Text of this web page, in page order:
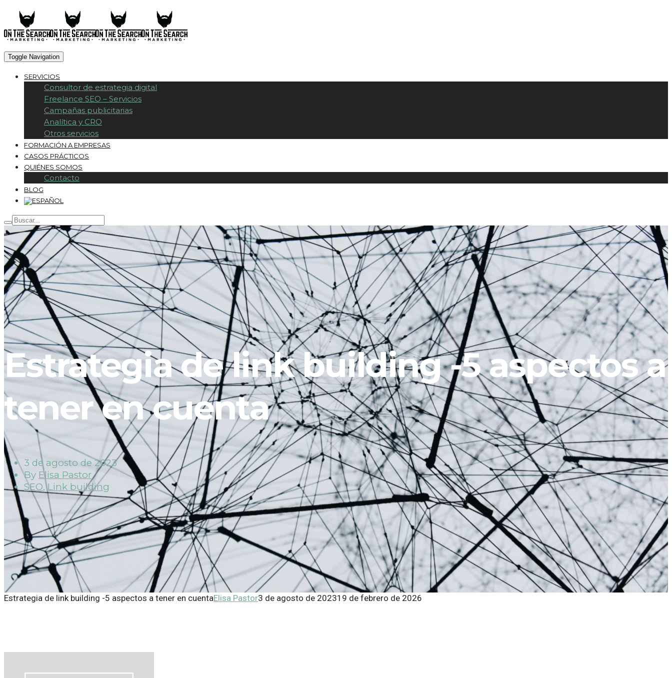
Toggle Navigation
SERVICIOS
Consultor de estrategia digital
Freelance SEO – Servicios
Campañas publicitarias
Analítica y CRO
Otros servicios
FORMACIÓN A EMPRESAS
CASOS PRÁCTICOS
QUIÉNES SOMOS
Contacto
BLOG
Estrategia de link building -5 aspectos a
tener en cuenta
3 de agosto de 2023
By Elisa Pastor
SEO,Link building
Estrategia de link building -5 aspectos a tener en cuentaElisa Pastor3 de agosto de 202319 de febrero de 2026